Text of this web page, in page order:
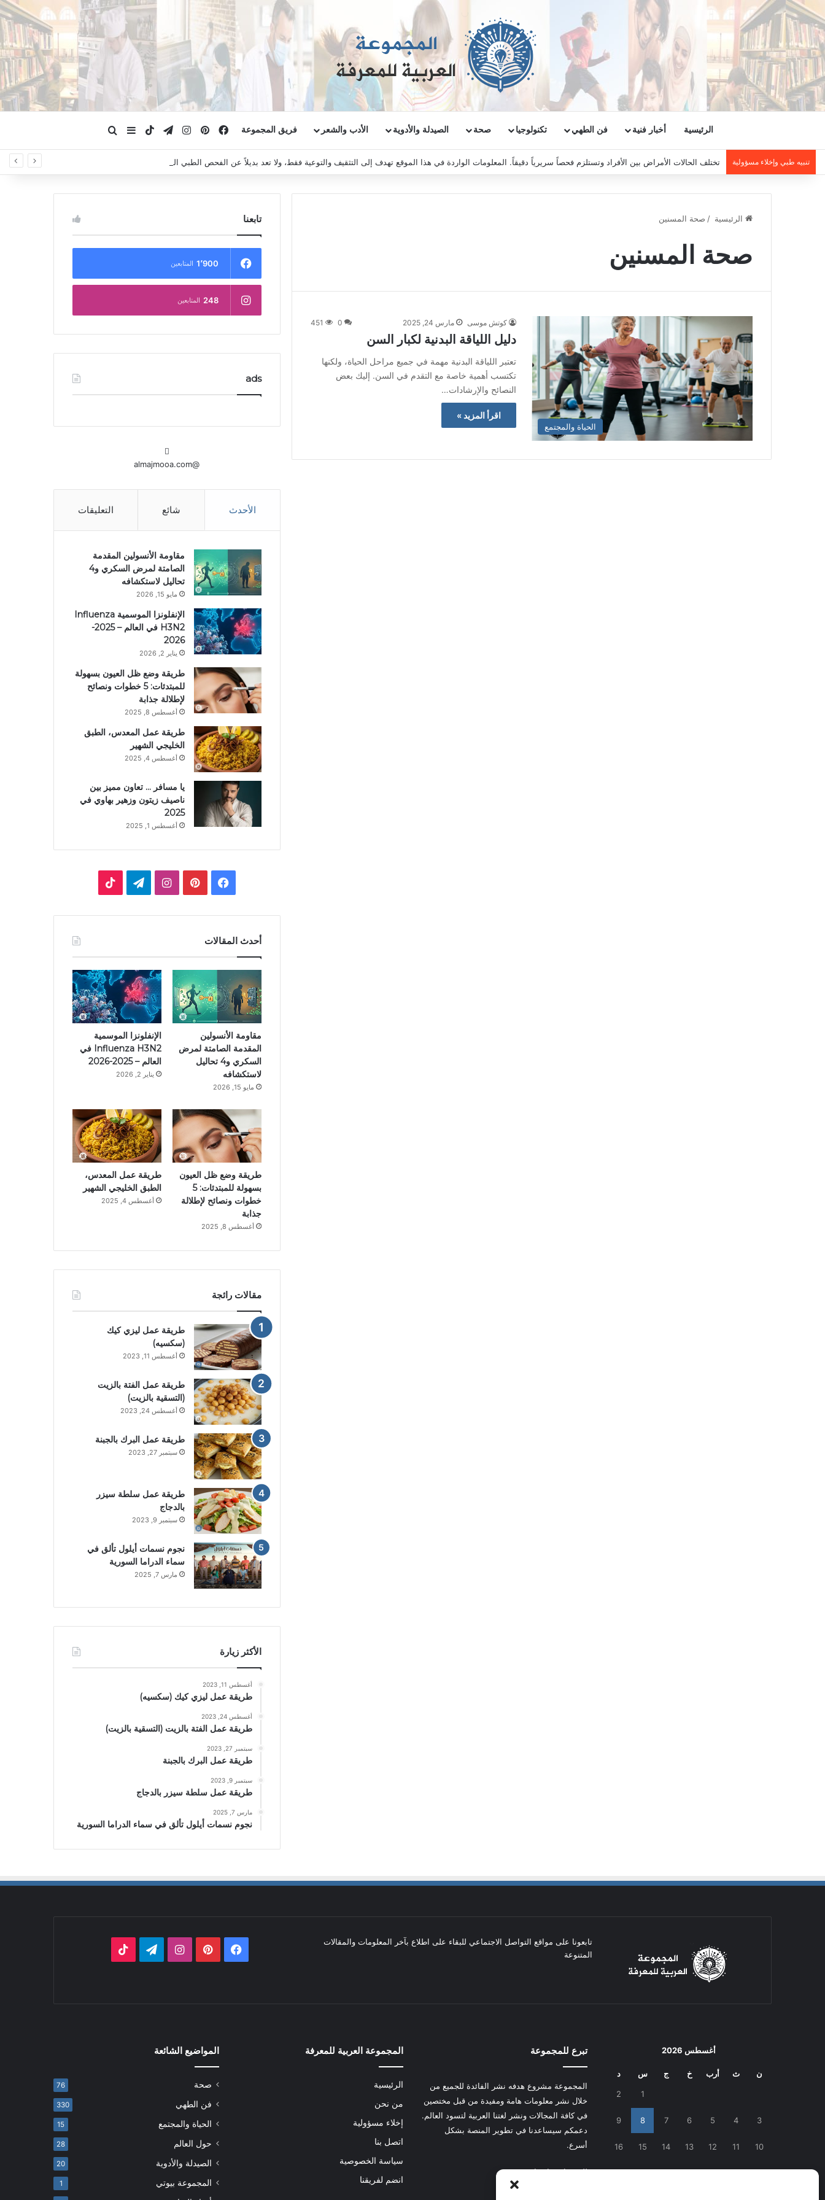
الرئيسية أخبار فنية فن الطهي تكنولوجيا صحة الصيدلة والأدوية الأدب والشعر فريق المجموعة فيسبوكبينتيريستانستقرامتيلقرام‫TikTokإضافة عمود جانبي
تنبيه طبي وإخلاء مسؤولية تختلف الحالات الأمراض بين الأفراد وتستلزم فحصاً سريرياً دقيقاً. المعلومات الواردة في هذا الموقع تهدف إلى التثقيف والتوعية فقط، ولا تعد بديلاً عن الفحص الطبي السريري، دائمًا استشر الطبيب.
الرئيسية / صحة المسنين
صحة المسنين
الحياة والمجتمع
كوتش موسى مارس 24, 2025 0
451
دليل اللياقة البدنية لكبار السن
تعتبر اللياقة البدنية مهمة في جميع مراحل الحياة، ولكنها
تكتسب أهمية خاصة مع التقدم في السن. إليك بعض
النصائح والإرشادات…
اقرأ المزيد »
تابعنا
1٬900 المتابعين
248 المتابعين
ads
@almajmooa.com
الأحدث شائع التعليقات
مقاومة الأنسولين المقدمة
الصامتة لمرض السكري و4
تحاليل لاستكشافه
مايو 15, 2026
الإنفلونزا الموسمية Influenza
H3N2 في العالم – 2025-
2026
يناير 2, 2026
طريقة وضع ظل العيون بسهولة
للمبتدئات: 5 خطوات ونصائح
لإطلالة جذابة
أغسطس 8, 2025
طريقة عمل المعدس، الطبق
الخليجي الشهير
أغسطس 4, 2025
يا مسافر … تعاون مميز بين
ناصيف زيتون وزهير بهاوي في
2025
أغسطس 1, 2025
ب
ك
ب
ت
ي
ر
س
ا
ت
ق
ر
ا
م
ق
ر
ا
م
k
T
o
أحدث المقالات
مقاومة الأنسولين
المقدمة الصامتة لمرض
السكري و4 تحاليل
لاستكشافه
مايو 15, 2026
الإنفلونزا الموسمية
Influenza H3N2 في
العالم – 2025-2026
يناير 2, 2026
طريقة وضع ظل العيون
بسهولة للمبتدئات: 5
خطوات ونصائح لإطلالة
جذابة
أغسطس 8, 2025
طريقة عمل المعدس،
الطبق الخليجي الشهير
أغسطس 4, 2025
مقالات رائجة
طريقة عمل ليزي كيك
(سكسيه)
أغسطس 11, 2023
طريقة عمل الفتة بالزيت
(التسقية بالزيت)
أغسطس 24, 2023
طريقة عمل البرك بالجبنة
سبتمبر 27, 2023
طريقة عمل سلطة سيزر
بالدجاج
سبتمبر 9, 2023
نجوم نسمات أيلول تألق في
سماء الدراما السورية
مارس 7, 2025
الأكثر زيارة
أغسطس 11, 2023
طريقة عمل ليزي كيك (سكسيه)
أغسطس 24, 2023
طريقة عمل الفتة بالزيت (التسقية بالزيت)
سبتمبر 27, 2023
طريقة عمل البرك بالجبنة
سبتمبر 9, 2023
طريقة عمل سلطة سيزر بالدجاج
مارس 7, 2025
نجوم نسمات أيلول تألق في سماء الدراما السورية
تابعونا على مواقع التواصل الاجتماعي للبقاء على اطلاع بآخر المعلومات والمقالات
المتنوعة
فيسبوكبينتيريستانستقرامتيلقرام
أغسطس 2026
ن ث أرب خ ج س د
1
2
3
4
5
6
7
8
9
10
11
12
13
14
15
16
تبرع للمجموعة
المجموعة مشروع هدفه نشر الفائدة للجميع من
خلال نشر معلومات هامة ومفيدة من قبل مختصين
في كافة المجالات ونشر لغتنا العربية لتسود العالم.
دعمكم سيساعدنا في تطوير المنصة بشكل
أسرع.
للتبرعاضغط هنا
المجموعة العربية للمعرفة
الرئيسية
من نحن
إخلاء مسؤولية
اتصل بنا
سياسة الخصوصية
انضم لفريقنا
المواضيع الشائعة
صحة 76
فن الطهي 330
الحياة والمجتمع 15
حول العالم 28
الصيدلة والأدوية 20
المجموعة بيوتي 1